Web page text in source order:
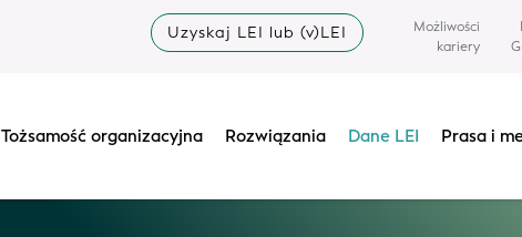
Uzyskaj LEI lub (v)LEI
Możliwości
kariery
Tożsamość organizacyjna Rozwiązania Dane LEI Prasa i